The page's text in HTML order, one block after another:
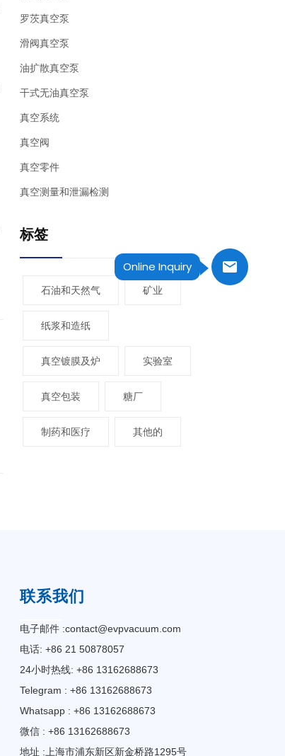
Online Inquiry
罗茨真空泵
滑阀真空泵
油扩散真空泵
干式无油真空泵
真空系统
真空阀
真空零件
真空测量和泄漏检测
标签
石油和天然气 矿业
纸浆和造纸
真空镀膜及炉 实验室
真空包装 糖厂
制药和医疗 其他的
联系我们
电子邮件 :contact@evpvacuum.com
电话: +86 21 50878057
24小时热线: +86 13162688673
Telegram : +86 13162688673
Whatsapp : +86 13162688673
微信 : +86 13162688673
地址 :上海市浦东新区新金桥路1295号